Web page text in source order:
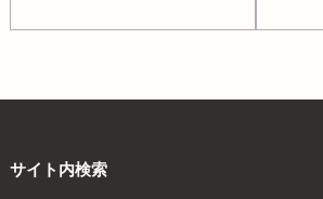
サイト内検索